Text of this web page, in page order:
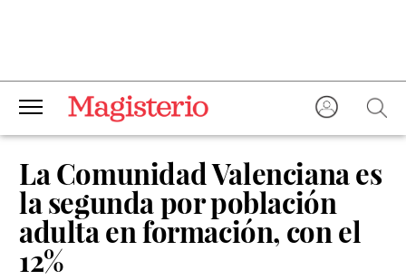
La Comunidad Valenciana es
la segunda por población
adulta en formación, con el
12%